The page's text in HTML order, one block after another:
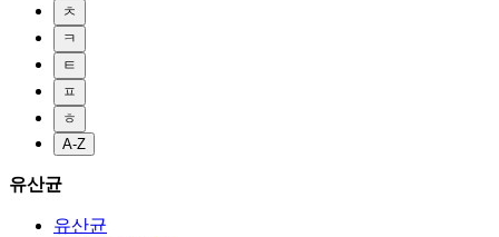
ㅊ
ㅋ
ㅌ
ㅍ
ㅎ
A-Z
유산균
유산균